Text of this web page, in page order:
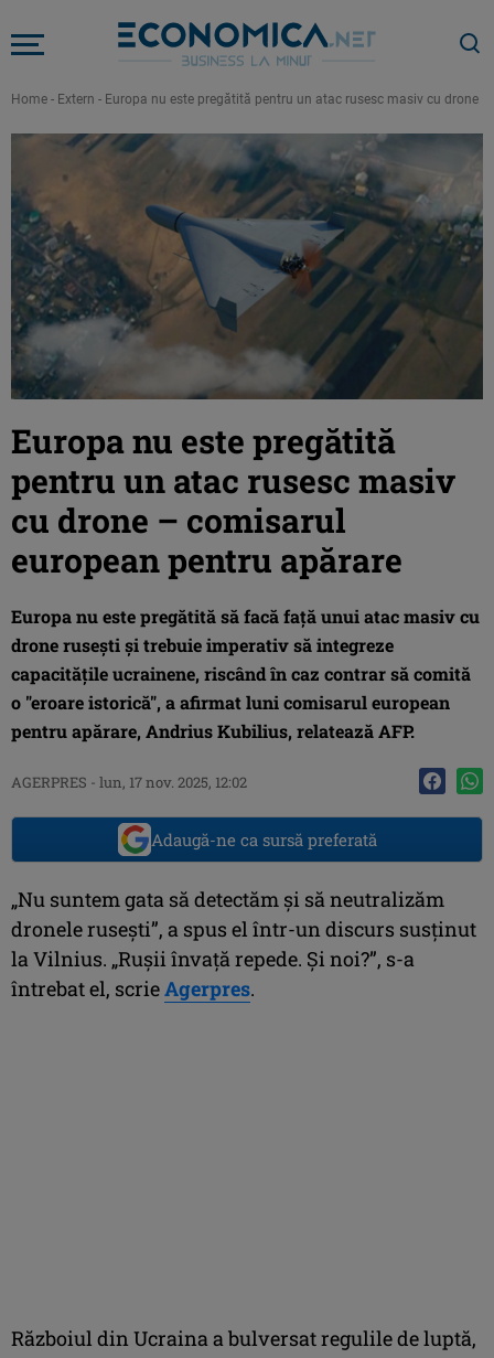
Home - Extern - Europa nu este pregătită pentru un atac rusesc masiv cu drone
Europa nu este pregătită
pentru un atac rusesc masiv
cu drone – comisarul
european pentru apărare
Europa nu este pregătită să facă faţă unui atac masiv cu
drone ruseşti şi trebuie imperativ să integreze
capacităţile ucrainene, riscând în caz contrar să comită
o "eroare istorică", a afirmat luni comisarul european
pentru apărare, Andrius Kubilius, relatează AFP.
AGERPRES - lun, 17 nov. 2025, 12:02
Adaugă-ne ca sursă preferată
„Nu suntem gata să detectăm şi să neutralizăm
dronele ruseşti”, a spus el într-un discurs susţinut
la Vilnius. „Ruşii învaţă repede. Şi noi?”, s-a
întrebat el, scrieAgerpres.
Războiul din Ucraina a bulversat regulile de luptă,